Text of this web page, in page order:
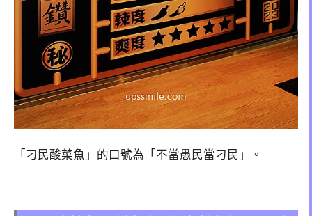
「刁民酸菜魚」的口號為「不當愚民當刁民」。